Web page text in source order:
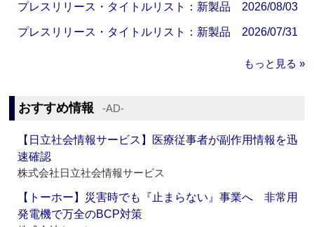
プレスリリース・タイトルリスト：新製品 2026/08/03
プレスリリース・タイトルリスト：新製品 2026/07/31
もっと見る »
おすすめ情報 ‐AD‐
【日立社会情報サービス】医療従事者が副作用情報を迅
速確認
株式会社日立社会情報サービス
【トーホー】災害時でも『止まらない』事業へ 非常用
発電機で万全のBCP対策